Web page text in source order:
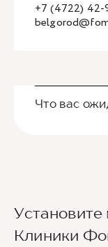
+7 (4722) 42-
Что вас
Ведущие
Клиники